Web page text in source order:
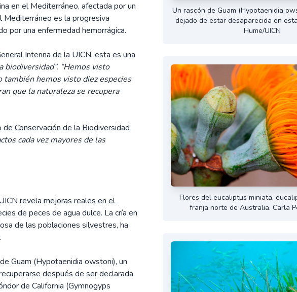
en el Mediterráneo, afectada por un
Mediterráneo es la progresiva
por una enfermedad hemorrágica.
Interina de la UICN, esta es una
biodiversidad”. “Hemos visto
hemos visto diez especies
que la naturaleza se recupera
Conservación de la Biodiversidad
cada vez mayores de las
revela mejoras reales en el
de peces de agua dulce. La cría en
de las poblaciones silvestres, ha
Guam (Hypotaenidia owstoni), un
después de ser declarada
de California (Gymnogyps
Un rascón de Guam (Hypotaenidia
dejado de estar desaparecida en
Hume/UICN
Flores del eucaliptus miniata,
franja norte de Australia. Carla